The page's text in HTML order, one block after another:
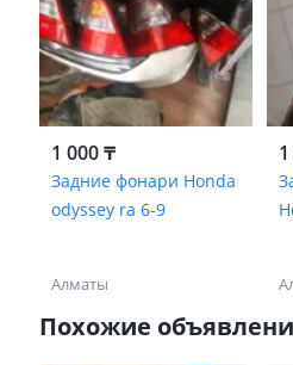
1 000 ₸
Задние фонари Honda
odyssey ra 6-9
Алматы
Похожие